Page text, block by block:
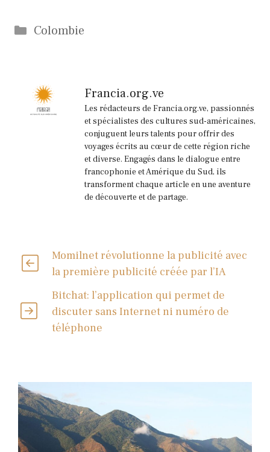
Catégories
Colombie
Francia.org.ve
Les rédacteurs de Francia.org.ve, passionnés
et spécialistes des cultures sud-américaines,
conjuguent leurs talents pour offrir des
voyages écrits au cœur de cette région riche
et diverse. Engagés dans le dialogue entre
francophonie et Amérique du Sud, ils
transforment chaque article en une aventure
de découverte et de partage.
Momilnet révolutionne la publicité avec
la première publicité créée par l’IA
Bitchat: l’application qui permet de
discuter sans Internet ni numéro de
téléphone